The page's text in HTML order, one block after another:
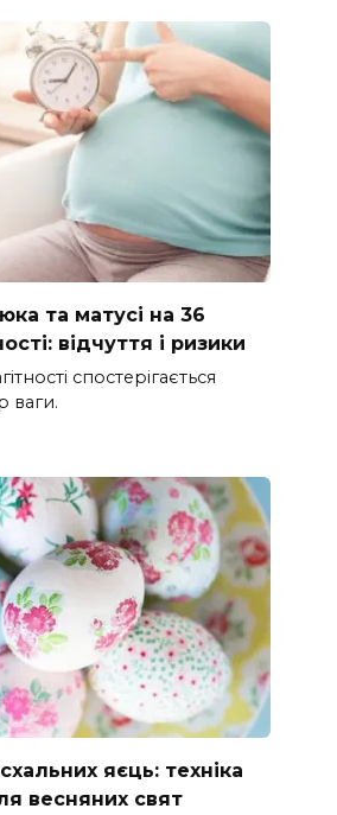
та матусі на 36
відчуття і ризики
спостерігається
ваги.
яєць: техніка
весняних свят